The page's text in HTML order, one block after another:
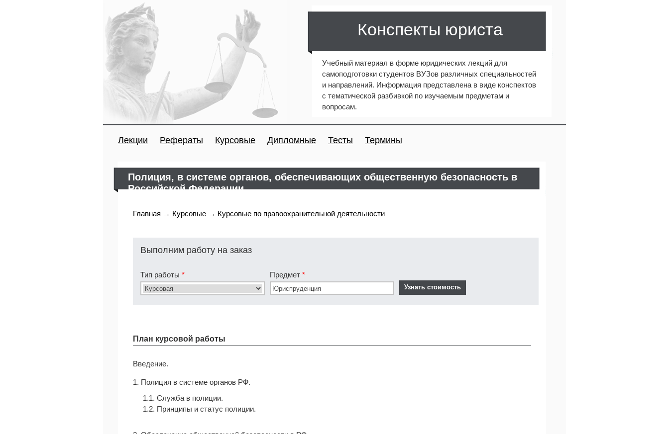
Конспекты юриста
Учебный материал в форме юридических лекций для
самоподготовки студентов ВУЗов различных специальностей
и направлений. Информация представлена в виде конспектов
с тематической разбивкой по изучаемым предметам и
вопросам.
Лекции Рефераты Курсовые Дипломные Тесты Термины
Полиция, в системе органов, обеспечивающих общественную безопасность в
Российской Федерации
Главная → Курсовые → Курсовые по правоохранительной деятельности
Выполним работу на заказ
Тип работы * Предмет *
План курсовой работы
Введение.
1. Полиция в системе органов РФ.
1.1. Служба в полиции.
1.2. Принципы и статус полиции.